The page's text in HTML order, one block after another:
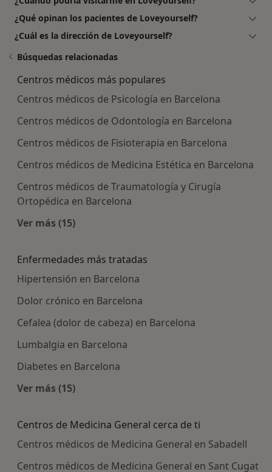
¿Qué opinan los pacientes de Loveyourself?
¿Cuál es la dirección de Loveyourself?
Búsquedas relacionadas
Centros médicos más populares
Centros médicos de Psicología en Barcelona
Centros médicos de Odontología en Barcelona
Centros médicos de Fisioterapia en Barcelona
Centros médicos de Medicina Estética en Barcelona
Centros médicos de Traumatología y Cirugía
Ortopédica en Barcelona
Ver más (15)
Enfermedades más tratadas
Hipertensión en Barcelona
Dolor crónico en Barcelona
Cefalea (dolor de cabeza) en Barcelona
Lumbalgia en Barcelona
Diabetes en Barcelona
Ver más (15)
Centros de Medicina General cerca de ti
Centros médicos de Medicina General en Sabadell
Centros médicos de Medicina General en Sant Cugat